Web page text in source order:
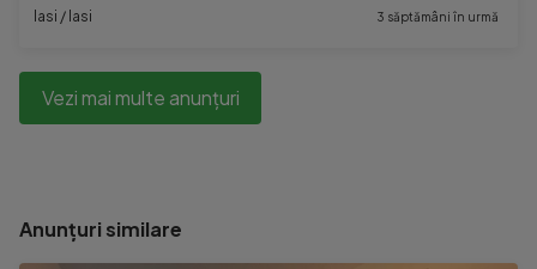
Iasi / Iasi 3 săptămâni în urmă
Vezi mai multe anunțuri
Anunțuri similare